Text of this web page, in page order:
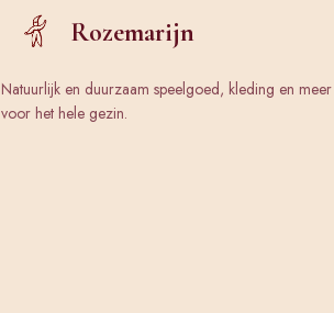
Rozemarijn
Natuurlijk en duurzaam speelgoed, kleding en meer
voor het hele gezin.